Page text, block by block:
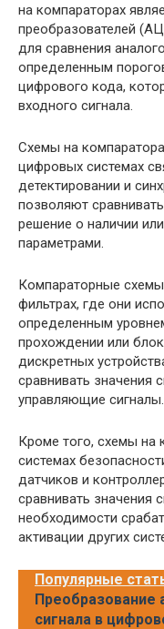
на компараторах
преобразователей
для сравнения
определенным
цифрового кода,
входного сигнала.
Схемы на
цифровых системах
детектировании и
позволяют
решение о наличии
параметрами.
Компараторные
фильтрах, где они
определенным
прохождении или
дискретных
сравнивать значения
управляющие сигналы.
Кроме того, схемы на
системах
датчиков и
сравнивать значения
необходимости
активации других
Популярные
Преобразование
сигнала в